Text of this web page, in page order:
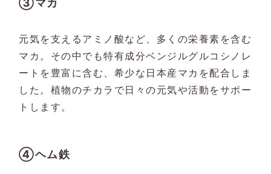
元気を支えるアミノ酸など、多くの栄養素を含む
マカ。その中でも特有成分ベンジルグルコシノレ
ートを豊富に含む、希少な日本産マカを配合しま
した。植物のチカラで日々の元気や活動をサポー
トします。
④ヘム鉄